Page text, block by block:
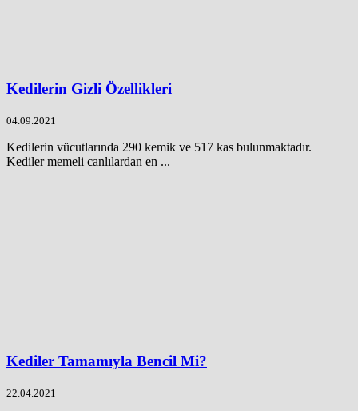
Kedilerin Gizli Özellikleri
04.09.2021
Kedilerin vücutlarında 290 kemik ve 517 kas bulunmaktadır.
Kediler memeli canlılardan en ...
Kediler Tamamıyla Bencil Mi?
22.04.2021